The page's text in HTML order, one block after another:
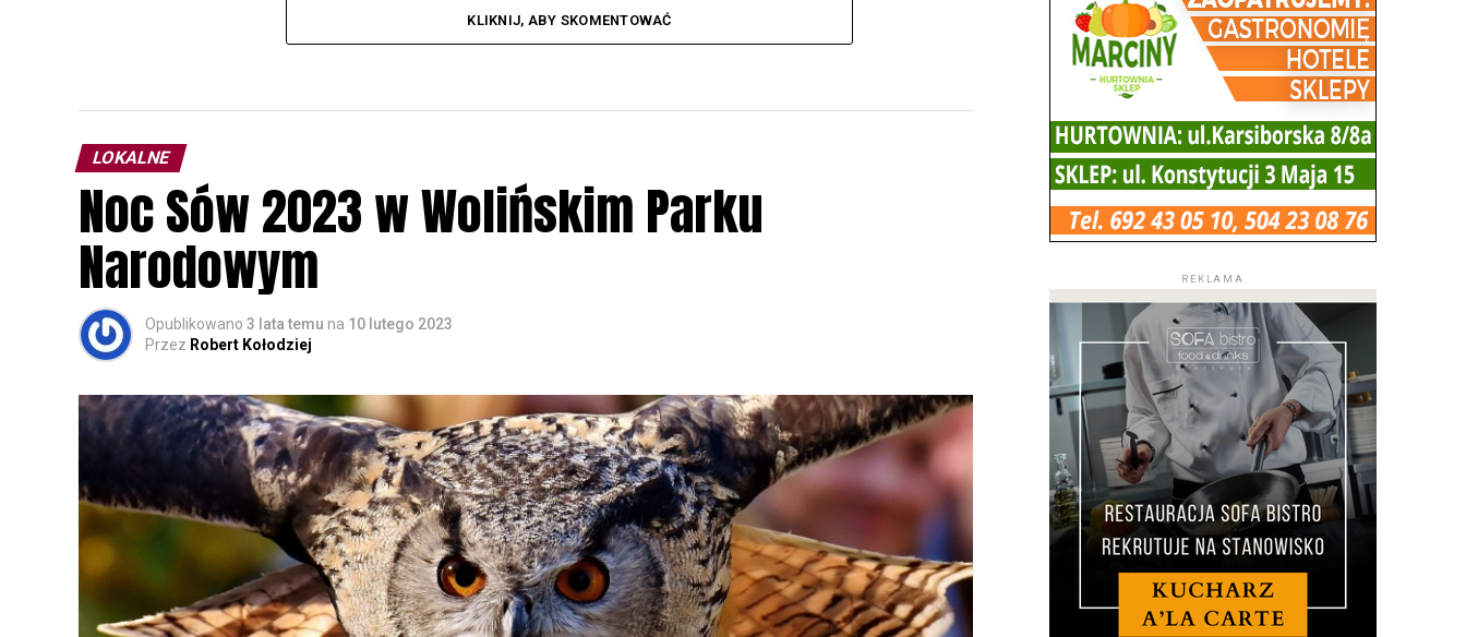
KLIKNIJ, ABY SKOMENTOWAĆ
LOKALNE
Noc Sów 2023 w Wolińskim Parku
Narodowym
Opublikowano 3 lata temu na 10 lutego 2023
Przez Robert Kołodziej
REKLAMA